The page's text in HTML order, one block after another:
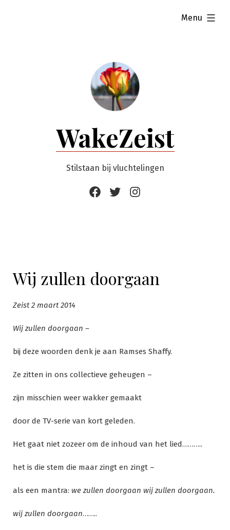
WakeZeist
Stilstaan bij vluchtelingen
Menu
uitgevouwen
FacebookTwitterInstagram
Wij zullen doorgaan
Zeist 2 maart 2014
Wij zullen doorgaan –
bij deze woorden denk je aan Ramses Shaffy.
Ze zitten in ons collectieve geheugen –
zijn misschien weer wakker gemaakt
door de TV-serie van kort geleden.
Het gaat niet zozeer om de inhoud van het lied………..
het is die stem die maar zingt en zingt –
als een mantra: we zullen doorgaan wij zullen doorgaan.
wij zullen doorgaan……..